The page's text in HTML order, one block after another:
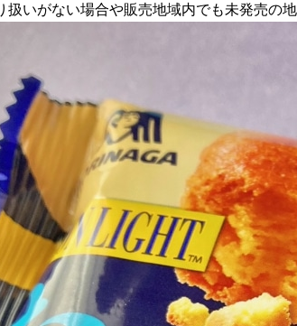
いがない場合や販売地域内でも未発売の